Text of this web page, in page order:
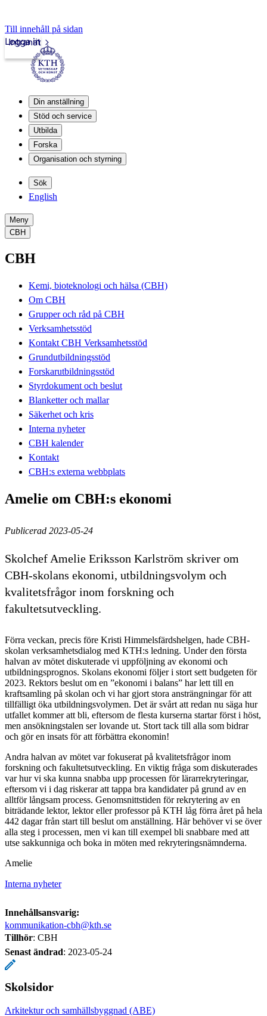
Till innehåll på sidan
Intranät
Logga in
Din anställning
Stöd och service
Utbilda
Forska
Organisation och styrning
Sök
English
Meny
CBH
CBH
Kemi, bioteknologi och hälsa (CBH)
Om CBH
Grupper och råd på CBH
Verksamhetsstöd
Kontakt CBH Verksamhetsstöd
Grundutbildningsstöd
Forskarutbildningsstöd
Styrdokument och beslut
Blanketter och mallar
Säkerhet och kris
Interna nyheter
CBH kalender
Kontakt
CBH:s externa webbplats
Amelie om CBH:s ekonomi
Publicerad 2023-05-24
Skolchef Amelie Eriksson Karlström skriver om
CBH-skolans ekonomi, utbildningsvolym och
kvalitetsfrågor inom forskning och
fakultetsutveckling.
Förra veckan, precis före Kristi Himmelsfärdshelgen, hade CBH-
skolan verksamhetsdialog med KTH:s ledning. Under den första
halvan av mötet diskuterade vi uppföljning av ekonomi och
utbildningsprognos. Skolans ekonomi följer i stort sett budgeten för
2023. Rektors beslut om en ”ekonomi i balans” har lett till en
kraftsamling på skolan och vi har gjort stora ansträngningar för att
tillfälligt öka utbildningsvolymen. Det är svårt att redan nu säga hur
utfallet kommer att bli, eftersom de flesta kurserna startar först i höst,
men ansökningstalen ser lovande ut. Stort tack till alla som bidrar
och gör en insats för att förbättra ekonomin!
Andra halvan av mötet var fokuserat på kvalitetsfrågor inom
forskning och fakultetsutveckling. En viktig fråga som diskuterades
var hur vi ska kunna snabba upp processen för lärarrekryteringar,
eftersom vi i dag riskerar att tappa bra kandidater på grund av en
alltför långsam process. Genomsnittstiden för rekrytering av en
biträdande lektor, lektor eller professor på KTH låg förra året på hela
442 dagar från start till beslut om anställning. Här behöver vi se över
alla steg i processen, men vi kan till exempel bli snabbare med att
utse sakkunniga och boka in möten med rekryteringsnämnderna.
Amelie
Interna nyheter
Innehållsansvarig:
kommunikation-cbh@kth.se
Tillhör: CBH
Senast ändrad: 2023-05-24
Skolsidor
Arkitektur och samhällsbyggnad (ABE)